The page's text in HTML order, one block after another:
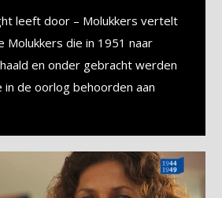
leeft door – Molukkers vertelt
Molukkers die in 1951 naar
en onder gebracht werden
in de oorlog behoorden aan